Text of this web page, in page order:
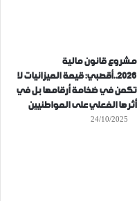
مشروع قانون مالية
2026..أقصبي: قيمة الميزانيات لا
تكمن في ضخامة أرقامها بل في
أثرها الفعلي على المواطنيين
24/10/2025